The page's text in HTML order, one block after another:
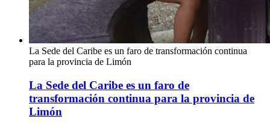
La Sede del Caribe es un faro de transformación continua
para la provincia de Limón
La Sede del Caribe es un faro de
transformación continua para la provincia de
Limón